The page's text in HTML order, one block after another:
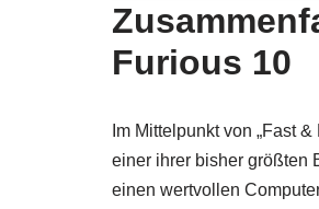
Furious 10
Im Mittelpunkt von „Fast
einer ihrer bisher größten
einen wertvollen